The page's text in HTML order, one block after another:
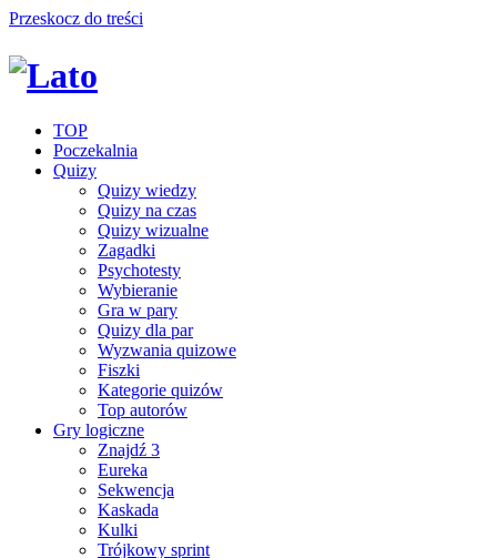
Przeskocz do treści
TOP
Poczekalnia
Quizy
Quizy wiedzy
Quizy na czas
Quizy wizualne
Zagadki
Psychotesty
Wybieranie
Gra w pary
Quizy dla par
Wyzwania quizowe
Fiszki
Kategorie quizów
Top autorów
Gry logiczne
Znajdź 3
Eureka
Sekwencja
Kaskada
Kulki
Trójkowy sprint